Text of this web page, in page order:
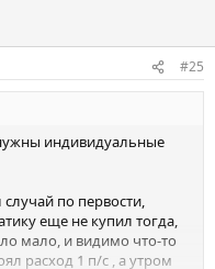
и
#25
индивидуальные
по первости,
еще не купил тогда,
мало, и видимо что-то
расход 1 п/с , а утром